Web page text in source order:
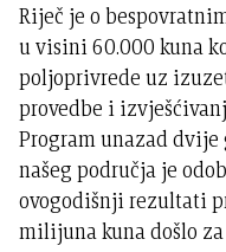
Riječ je o
u visini 60.000 kuna
poljoprivrede uz
provedbe i
Program unazad
našeg područja je
ovogodišnji rezultati
milijuna kuna došlo